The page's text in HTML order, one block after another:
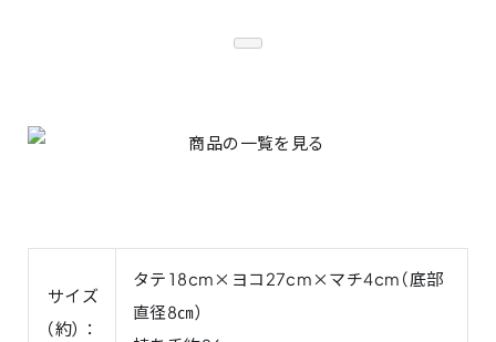
サイズ
（約）：
タテ18cm×ヨコ27cm×マチ4cm（底部
直径8㎝）